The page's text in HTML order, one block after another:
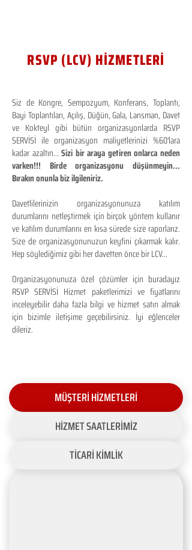
RSVP (LCV) HİZMETLERİ
Siz de Kongre, Sempozyum, Konferans, Toplantı,
Bayi Toplantıları, Açılış, Düğün, Gala, Lansman, Davet
ve Kokteyl gibi bütün organizasyonlarda RSVP
SERVİSİ ile organizasyon maliyetlerinizi %60'lara
kadar azaltın...Sizi bir araya getiren onlarca neden
varken!!! Birde organizasyonu düşünmeyin...
Bırakın onunla biz ilgileniriz.
Davetlilerinizin organizasyonunuza katılım
durumlarını netleştirmek için birçok yöntem kullanır
ve katılım durumlarını en kısa sürede size raporlarız.
Size de organizasyonunuzun keyfini çıkarmak kalır.
Hep söylediğimiz gibi her davetten önce bir LCV...
Organizasyonunuza özel çözümler için buradayız
RSVP SERVİSİ Hizmet paketlerimizi ve fiyatlarını
inceleyebilir daha fazla bilgi ve hizmet satın almak
için bizimle iletişime geçebilirsiniz. İyi eğlenceler
dileriz.
MÜŞTERİ HİZMETLERİ
HİZMET SAATLERİMİZ
TİCARİ KİMLİK